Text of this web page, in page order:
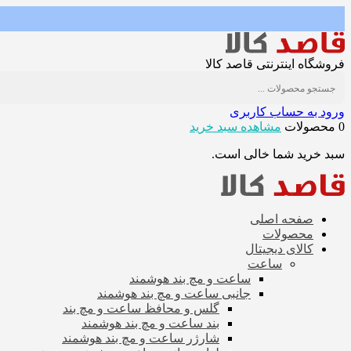
فروشگاه اینترنتی قاصد کالا
ورود به حساب کاربری
0 محصولات
مشاهده سبد خرید
سبد خرید شما خالی است.
صفحه اصلی
محصولات
کالای دیجیتال
ساعت
ساعت و مچ بند هوشمند
جانبی ساعت و مچ بند هوشمند
گلس و محافظ ساعت و مچ بند
بند ساعت و مچ بند هوشمند
شارژر ساعت و مچ بند هوشمند